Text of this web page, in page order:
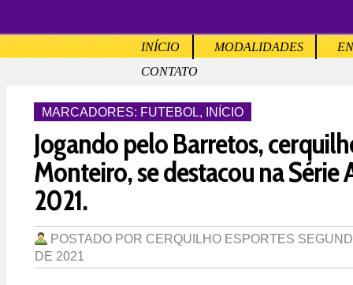
INÍCIO MODALIDADES
CONTATO
MARCADORES: FUTEBOL, INÍCIO
Jogando pelo Barretos,
Monteiro, se destacou na Série
2021.
POSTADO POR CERQUILHO ESPORTES
DE 2021